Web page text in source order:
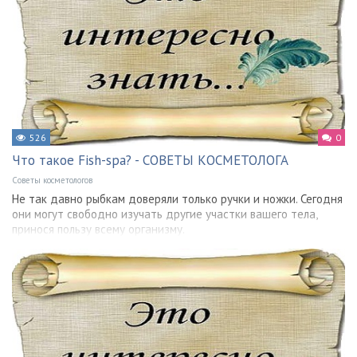
526 0
Что такое Fish-spa? - СОВЕТЫ КОСМЕТОЛОГА
Советы косметологов
Не так давно рыбкам доверяли только ручки и ножки. Сегодня
они могут свободно изучать другие участки вашего тела,
принося пользу всему организму.